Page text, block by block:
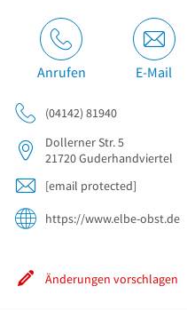
Anrufen E-Mail
(04142) 81940
Dollerner Str. 5
21720Guderhandviertel
[email protected]
https://www.elbe-obst.de
Änderungen vorschlagen